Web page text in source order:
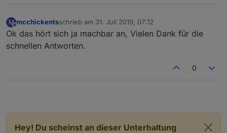
M
Offline
mcchickentsschrieb am 31. Juli 2019, 07:12
zuletzt editiert von
Ok das hört sich ja machbar an, Vielen Dank für die
schnellen Antworten.
0
Hey! Du scheinst an dieser Unterhaltung